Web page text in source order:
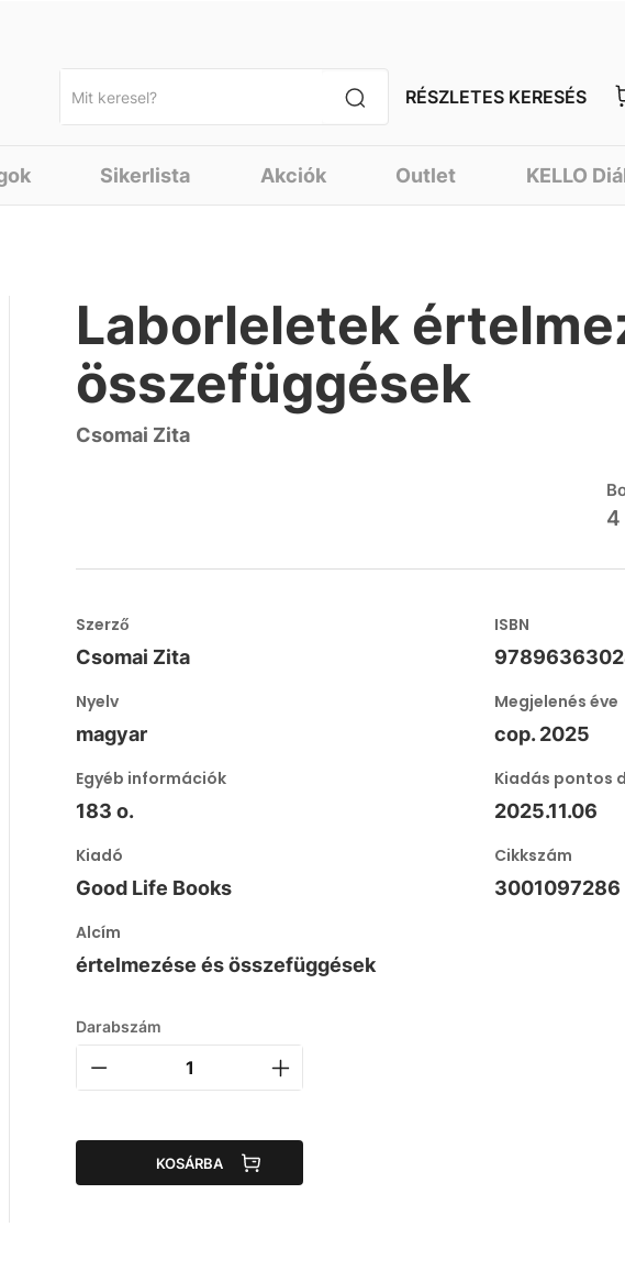
RÉSZLETES KERESÉS
Sikerlista Akciók Outlet KELLO
Laborleletek
összefüggések
Csomai Zita
4
Szerző
Csomai Zita
ISBN
Nyelv
magyar
Megjelenés éve
cop. 2025
Egyéb információk
183 o.
Kiadás pontos
2025.11.06
Kiadó
Good Life Books
Cikkszám
3001097286
Alcím
értelmezése és összefüggések
Darabszám
KOSÁRBA